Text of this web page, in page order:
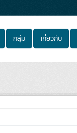
กลุ่ม เกี่ยวกับ